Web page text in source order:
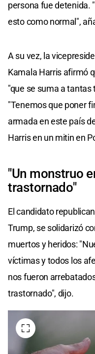
persona fue detenida.
esto como normal",
A su vez, la
Kamala Harris afirmó
"que se suma a
"Tenemos que poner
armada en este país
Harris en un mitin en
"Un monstruo
trastornado"
El candidato
Trump, se solidarizó
muertos y heridos:
víctimas y todos los
nos fueron
trastornado", dijo.